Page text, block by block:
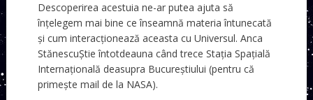
Descoperirea acestuia ne-ar putea ajuta să
înțelegem mai bine ce înseamnă materia întunecată
și cum interacționează aceasta cu Universul. Anca
StănescuȘtie întotdeauna când trece Stația Spațială
Internațională deasupra Bucureștiului (pentru că
primește mail de la NASA).